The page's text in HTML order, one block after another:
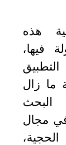
هذه
فيها،
ما زال
البحث
في مجال